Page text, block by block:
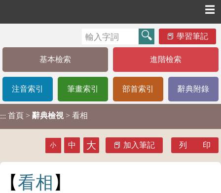
☰
學習筆記
基本檢索 進階檢索
注音索引 筆畫索引 部首索引 辭典附錄
::: 首頁 > 辭典檢視 > 看相
小 中 大 加入筆記 列 印
看相